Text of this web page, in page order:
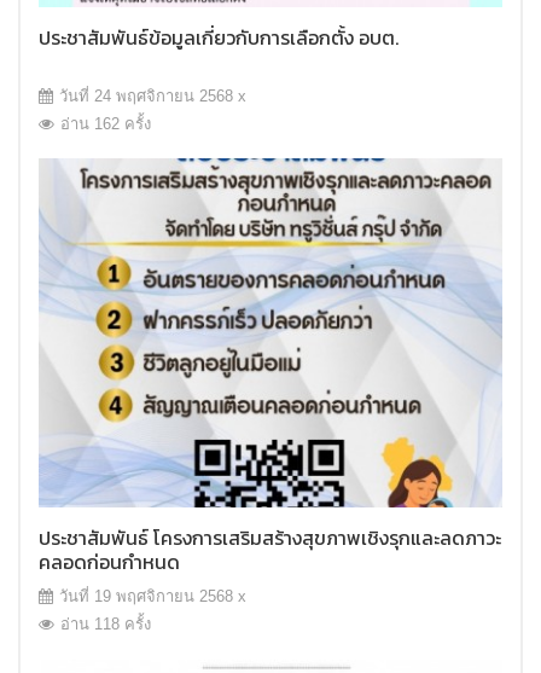
ประชาสัมพันธ์ข้อมูลเกี่ยวกับการเลือกตั้ง อบต.
วันที่ 24 พฤศจิกายน 2568 x
อ่าน 162 ครั้ง
ประชาสัมพันธ์ โครงการเสริมสร้างสุขภาพเชิงรุกและลดภาวะ
คลอดก่อนกำหนด
วันที่ 19 พฤศจิกายน 2568 x
อ่าน 118 ครั้ง